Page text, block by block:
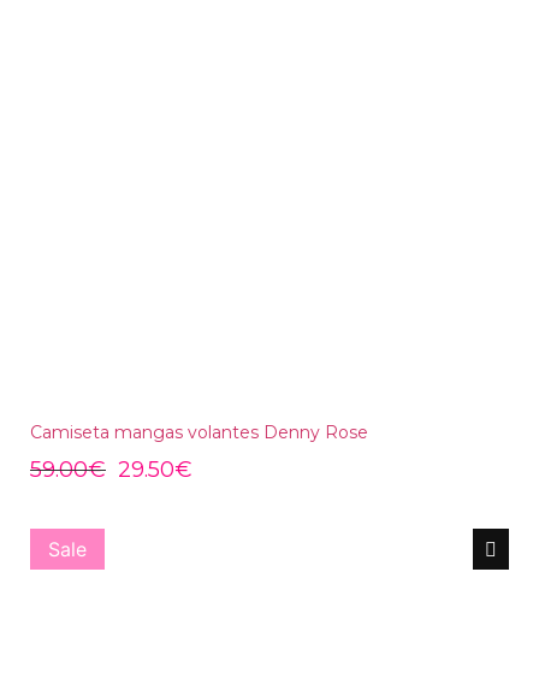
Camiseta mangas volantes Denny Rose
59.00€ 29.50€
Sale